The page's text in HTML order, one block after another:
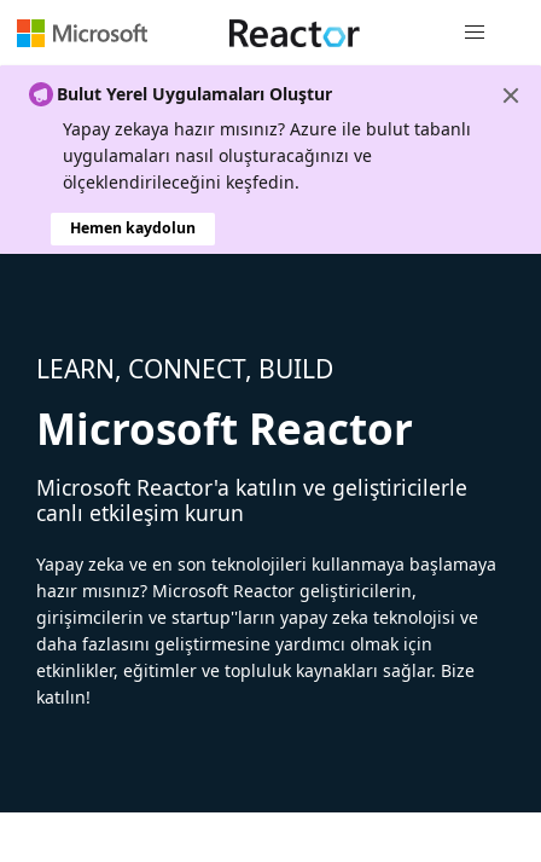
Bulut Yerel Uygulamaları Oluştur
Yapay zekaya hazır mısınız? Azure ile bulut tabanlı
uygulamaları nasıl oluşturacağınızı ve
ölçeklendirileceğini keşfedin.
Hemen kaydolun
LEARN, CONNECT, BUILD
Microsoft Reactor
Microsoft Reactor'a katılın ve geliştiricilerle
canlı etkileşim kurun
Yapay zeka ve en son teknolojileri kullanmaya başlamaya
hazır mısınız? Microsoft Reactor geliştiricilerin,
girişimcilerin ve startup''ların yapay zeka teknolojisi ve
daha fazlasını geliştirmesine yardımcı olmak için
etkinlikler, eğitimler ve topluluk kaynakları sağlar. Bize
katılın!